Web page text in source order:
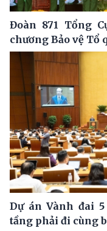
Đoàn 871 Tổng
chương Bảo vệ Tổ
Dự án Vành đai
tầng phải đi cùng